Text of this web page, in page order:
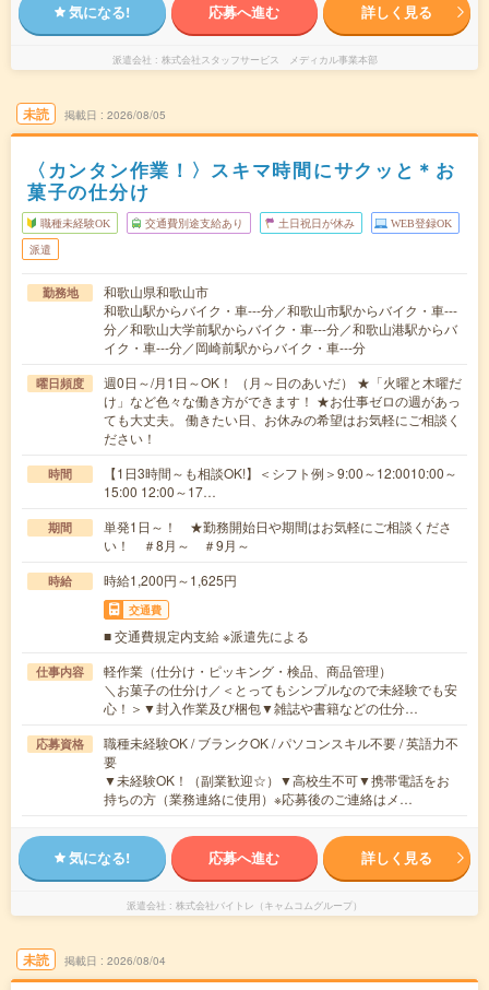
気になる! 応募へ進む 詳しく見る
派遣会社 株式会社スタッフサービス メディカル事業本部
未読 掲載日 2026/08/05
〈カンタン作業！〉スキマ時間にサクッと＊お
菓子の仕分け
職種未経験OK 交通費別途支給あり 土日祝日が休み WEB登録OK
派遣
勤務地
和歌山県和歌山市
和歌山駅からバイク・車---分／和歌山市駅からバイク・車---
分／和歌山大学前駅からバイク・車---分／和歌山港駅からバ
イク・車---分／岡崎前駅からバイク・車---分
曜日頻度
週0日～/月1日～OK！ （月～日のあいだ） ★「火曜と木曜だ
け」など色々な働き方ができます！ ★お仕事ゼロの週があっ
ても大丈夫。 働きたい日、お休みの希望はお気軽にご相談く
ださい！
時間
【1日3時間～も相談OK!】＜シフト例＞9:00～12:0010:00～
15:00 12:00～17…
期間
単発1日～！ ★勤務開始日や期間はお気軽にご相談くださ
い！ ＃8月～ ＃9月～
時給 時給1,200円～1,625円
交通費
■ 交通費規定内支給 ※派遣先による
仕事内容
軽作業（仕分け・ピッキング・検品、商品管理）
＼お菓子の仕分け／＜とってもシンプルなので未経験でも安
心！＞▼封入作業及び梱包▼雑誌や書籍などの仕分…
応募資格
職種未経験OK / ブランクOK / パソコンスキル不要 / 英語力不
要
▼未経験OK！（副業歓迎☆）▼高校生不可▼携帯電話をお
持ちの方（業務連絡に使用）※応募後のご連絡はメ…
気になる! 応募へ進む 詳しく見る
派遣会社 株式会社バイトレ（キャムコムグループ）
未読 掲載日 2026/08/04